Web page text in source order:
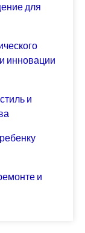
для
инновации
и
и